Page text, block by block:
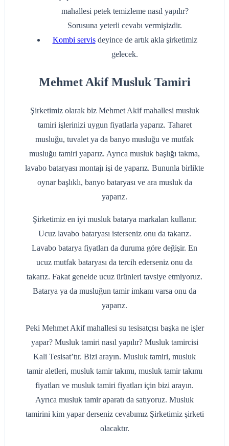
mahallesi petek temizleme nasıl yapılır?
Sorusuna yeterli cevabı vermişizdir.
Kombi servisdeyince de artık akla şirketimiz
gelecek.
Mehmet Akif Musluk Tamiri
Şirketimiz olarak biz Mehmet Akif mahallesi musluk
tamiri işlerinizi uygun fiyatlarla yaparız. Taharet
musluğu, tuvalet ya da banyo musluğu ve mutfak
musluğu tamiri yaparız. Ayrıca musluk başlığı takma,
lavabo bataryası montajı işi de yaparız. Bununla birlikte
oynar başlıklı, banyo bataryası ve ara musluk da
yaparız.
Şirketimiz en iyi musluk batarya markaları kullanır.
Ucuz lavabo bataryası isterseniz onu da takarız.
Lavabo batarya fiyatları da duruma göre değişir. En
ucuz mutfak bataryası da tercih ederseniz onu da
takarız. Fakat genelde ucuz ürünleri tavsiye etmiyoruz.
Batarya ya da musluğun tamir imkanı varsa onu da
yaparız.
Peki Mehmet Akif mahallesi su tesisatçısı başka ne işler
yapar? Musluk tamiri nasıl yapılır? Musluk tamircisi
Kali Tesisat’tır. Bizi arayın. Musluk tamiri, musluk
tamir aletleri, musluk tamir takımı, musluk tamir takımı
fiyatları ve musluk tamiri fiyatları için bizi arayın.
Ayrıca musluk tamir aparatı da satıyoruz. Musluk
tamirini kim yapar derseniz cevabımız Şirketimiz şirketi
olacaktır.